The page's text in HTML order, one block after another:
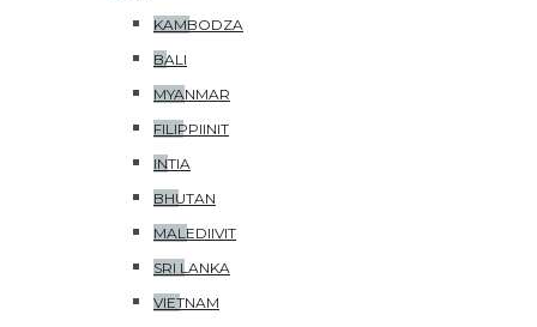
KAMBODZA
BALI
MYANMAR
FILIPPIINIT
INTIA
BHUTAN
MALEDIIVIT
SRI LANKA
VIETNAM